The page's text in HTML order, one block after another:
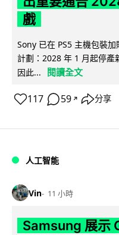
戲
Sony 已在 PS5 主機包裝
計劃：2028 年 1 月起停產
因此...
閱讀全文
117 59 ↗ 分享
人工智能
Vin 11 小時
Samsung 展示